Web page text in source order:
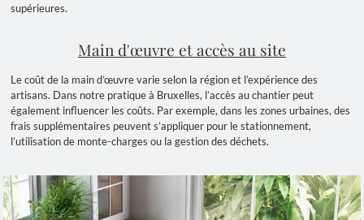
supérieures.
Main d'œuvre et accès au site
Le coût de la main d’œuvre varie selon la région et l’expérience des
artisans. Dans notre pratique à Bruxelles, l’accès au chantier peut
également influencer les coûts. Par exemple, dans les zones urbaines, des
frais supplémentaires peuvent s’appliquer pour le stationnement,
l’utilisation de monte-charges ou la gestion des déchets.